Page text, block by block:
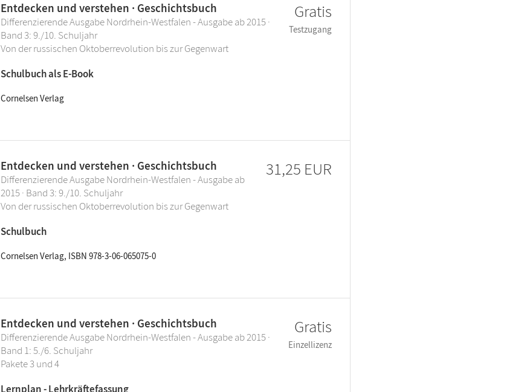
Entdecken und verstehen · Geschichtsbuch
Differenzierende Ausgabe Nordrhein-Westfalen - Ausgabe ab 2015 ·
Band 3: 9./10. Schuljahr
Von der russischen Oktoberrevolution bis zur Gegenwart
Schulbuch als E-Book
Cornelsen Verlag
Gratis
Testzugang
Entdecken und verstehen · Geschichtsbuch
Differenzierende Ausgabe Nordrhein-Westfalen - Ausgabe ab
2015 · Band 3: 9./10. Schuljahr
Von der russischen Oktoberrevolution bis zur Gegenwart
Schulbuch
Cornelsen Verlag, ISBN 978-3-06-065075-0
31,25 EUR
Entdecken und verstehen · Geschichtsbuch
Differenzierende Ausgabe Nordrhein-Westfalen - Ausgabe ab 2015 ·
Band 1: 5./6. Schuljahr
Pakete 3 und 4
Lernplan - Lehrkräftefassung
Gratis
Einzellizenz